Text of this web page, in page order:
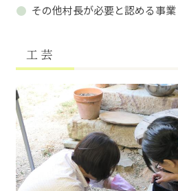
その他村長が必要と認める事業
工 芸